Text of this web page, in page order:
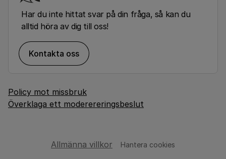
Har du inte hittat svar på din fråga, så kan du
alltid höra av dig till oss!
Kontakta oss
Policy mot missbruk
Överklaga ett moderereringsbeslut
Allmänna villkor Hantera cookies